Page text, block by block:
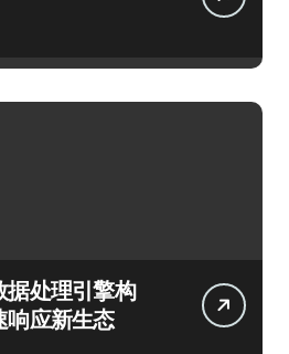
据处理引擎构
响应新生态